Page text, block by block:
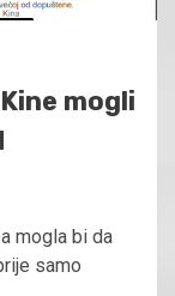
mogli
mogla bi da
samo